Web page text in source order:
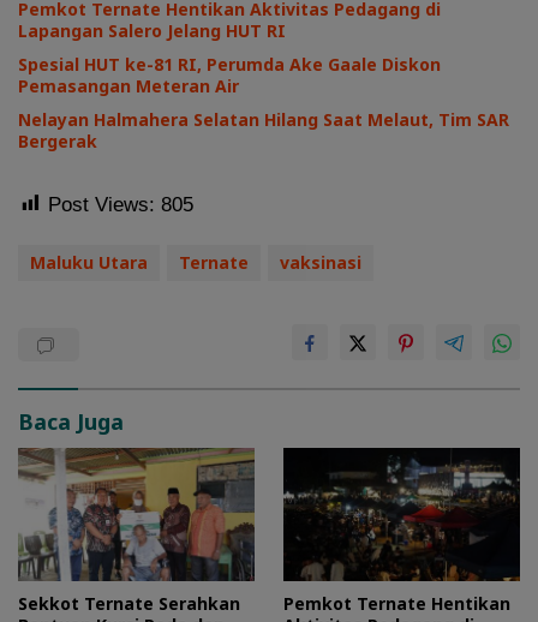
Pemkot Ternate Hentikan Aktivitas Pedagang di
Lapangan Salero Jelang HUT RI
Spesial HUT ke-81 RI, Perumda Ake Gaale Diskon
Pemasangan Meteran Air
Nelayan Halmahera Selatan Hilang Saat Melaut, Tim SAR
Bergerak
Post Views: 805
Maluku Utara Ternate vaksinasi
Baca Juga
Sekkot Ternate Serahkan
Pemkot Ternate Hentikan